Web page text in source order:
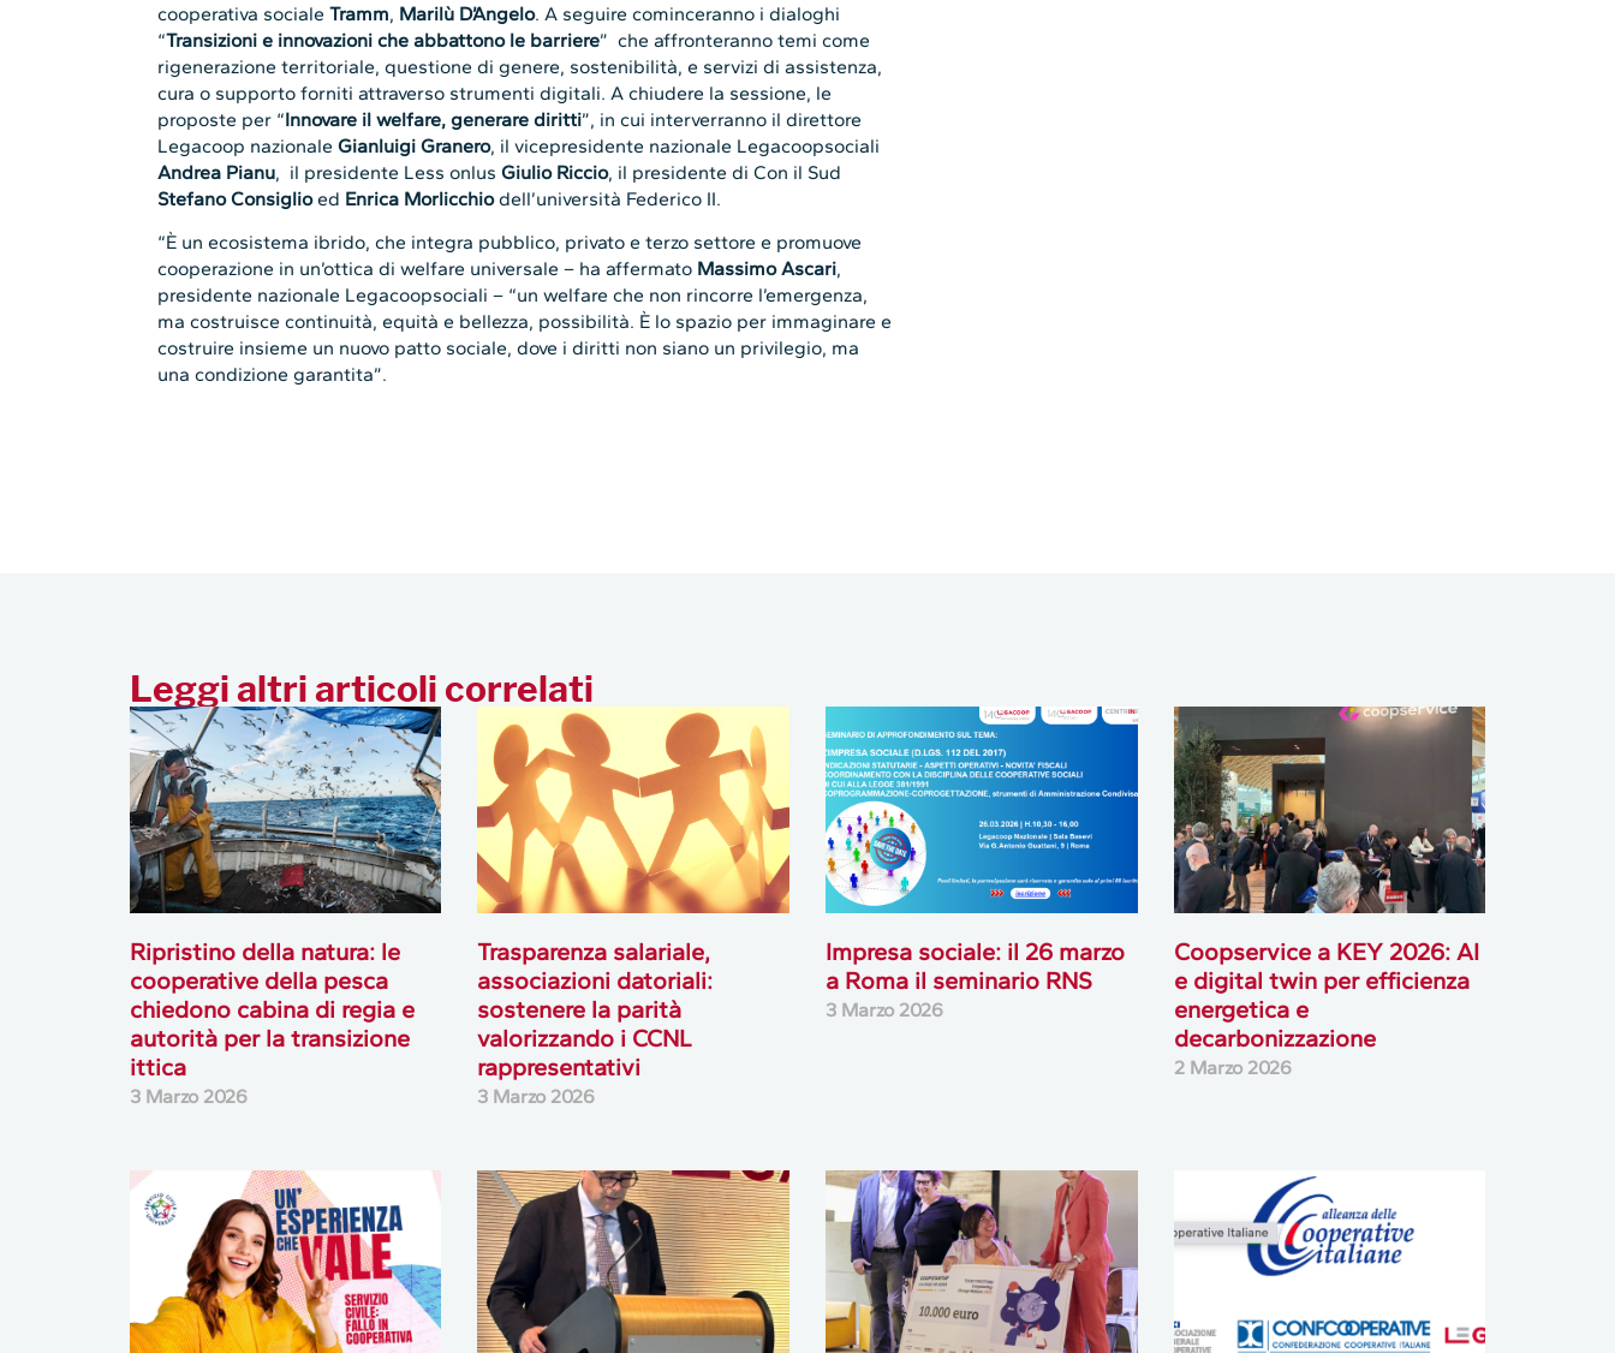
cooperativa socialeTramm, Marilù D’Angelo. A seguire cominceranno i dialoghi
“Transizioni e innovazioni che abbattono le barriere” che affronteranno temi come
rigenerazione territoriale, questione di genere, sostenibilità, e servizi di assistenza,
cura o supporto forniti attraverso strumenti digitali. A chiudere la sessione, le
proposte per “Innovare il welfare, generare diritti”, in cui interverranno il direttore
Legacoop nazionaleGianluigi Granero, il vicepresidente nazionale Legacoopsociali
Andrea Pianu, il presidente Less onlusGiulio Riccio, il presidente di Con il Sud
Stefano Consiglioed Enrica Morlicchiodell’università Federico II.
“È un ecosistema ibrido, che integra pubblico, privato e terzo settore e promuove
cooperazione in un’ottica di welfare universale – ha affermato Massimo Ascari,
presidente nazionale Legacoopsociali – “un welfare che non rincorre l’emergenza,
ma costruisce continuità, equità e bellezza, possibilità. È lo spazio per immaginare e
costruire insieme un nuovo patto sociale, dove i diritti non siano un privilegio, ma
una condizione garantita”.
Leggi altri articoli correlati
Ripristino della natura: le
cooperative della pesca
chiedono cabina di regia e
autorità per la transizione
ittica
3 Marzo 2026
Trasparenza salariale,
associazioni datoriali:
sostenere la parità
valorizzando i CCNL
rappresentativi
3 Marzo 2026
Impresa sociale: il 26 marzo
a Roma il seminario RNS
3 Marzo 2026
Coopservice a KEY 2026: AI
e digital twin per efficienza
energetica e
decarbonizzazione
2 Marzo 2026